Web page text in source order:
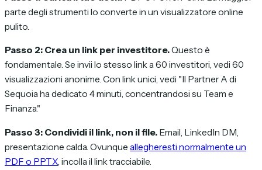
parte degli strumenti lo converte in un visualizzatore online
pulito.
Passo 2: Crea un link per investitore.Questo è
fondamentale. Se invii lo stesso link a 60 investitori, vedi 60
visualizzazioni anonime. Con link unici, vedi "Il Partner A di
Sequoia ha dedicato 4 minuti, concentrandosi su Team e
Finanza."
Passo 3: Condividi il link, non il file. Email, LinkedIn DM,
presentazione calda. Ovunque allegheresti normalmente un
PDF o PPTX , incolla il link tracciabile.